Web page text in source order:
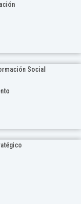
Social